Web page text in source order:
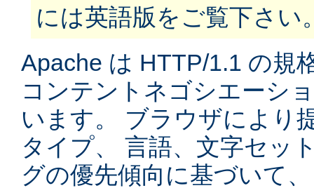
には英語版をご覧下さい
Apache は HTTP/1.1 の規
コンテントネゴシエーシ
います。 ブラウザにより
タイプ、 言語、文字セッ
グの優先傾向に基づいて